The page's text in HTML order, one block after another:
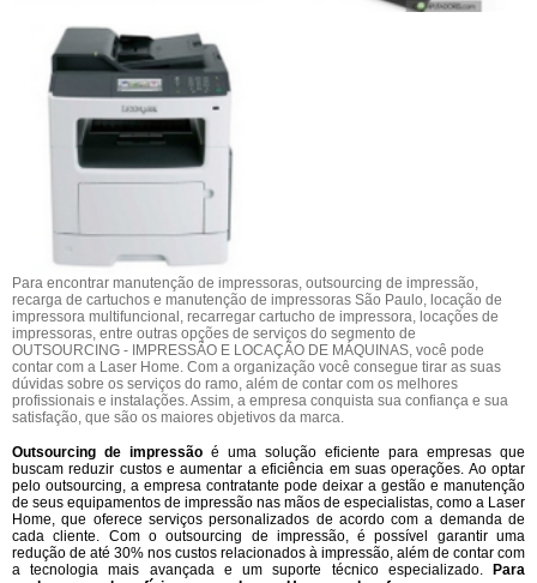
Para encontrar manutenção de impressoras, outsourcing de impressão,
recarga de cartuchos e manutenção de impressoras São Paulo, locação de
impressora multifuncional, recarregar cartucho de impressora, locações de
impressoras, entre outras opções de serviços do segmento de
OUTSOURCING - IMPRESSÃO E LOCAÇÃO DE MÁQUINAS, você pode
contar com a Laser Home. Com a organização você consegue tirar as suas
dúvidas sobre os serviços do ramo, além de contar com os melhores
profissionais e instalações. Assim, a empresa conquista sua confiança e sua
satisfação, que são os maiores objetivos da marca.
Outsourcing de impressão é uma solução eficiente para empresas que
buscam reduzir custos e aumentar a eficiência em suas operações. Ao optar
pelo outsourcing, a empresa contratante pode deixar a gestão e manutenção
de seus equipamentos de impressão nas mãos de especialistas, como a Laser
Home, que oferece serviços personalizados de acordo com a demanda de
cada cliente. Com o outsourcing de impressão, é possível garantir uma
redução de até 30% nos custos relacionados à impressão, além de contar com
a tecnologia mais avançada e um suporte técnico especializado. Para